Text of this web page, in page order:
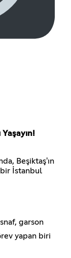
Yaşayın!
Beşiktaş'ın
bir İstanbul
garson
yapan biri